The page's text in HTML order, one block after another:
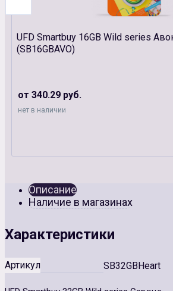
UFD Smartbuy 16GB Wild series
(SB16GBAVO)
от 340.29 руб.
нет в наличии
Описание
Наличие в магазинах
Характеристики
Артикул SB32GBHeart